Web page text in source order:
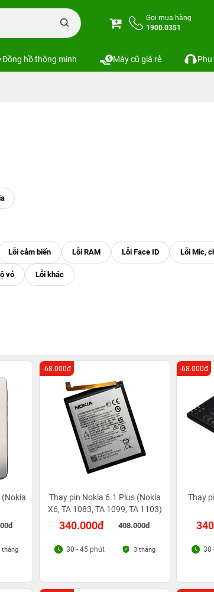
Gọi mua hàng
1900.0351
Đồng hồ thông minh Máy cũ giá rẻ Phụ
tháng
Thay pin Nokia 6.1 Plus (Nokia
X6, TA 1083, TA 1099, TA 1103)
340.000đ 408.000đ
-68.000đ
30 - 45 phút 3 tháng
Thay
-68.000đ
30